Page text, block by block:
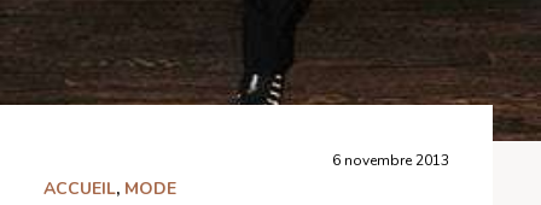
6 novembre 2013
ACCUEIL, MODE